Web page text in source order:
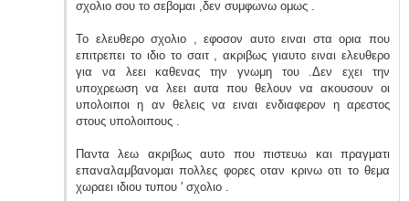
σχολιο σου το σεβομαι ,δεν συμφωνω ομως .
Το ελευθερο σχολιο , εφοσον αυτο ειναι στα ορια που
επιτρεπει το ιδιο το σαιτ , ακριβως γιαυτο ειναι ελευθερο
για να λεει καθενας την γνωμη του .Δεν εχει την
υποχρεωση να λεει αυτα που θελουν να ακουσουν οι
υπολοιποι η αν θελεις να ειναι ενδιαφερον η αρεστος
στους υπολοιπους .
Παντα λεω ακριβως αυτο που πιστευω και πραγματι
επαναλαμβανομαι πολλες φορες οταν κρινω οτι το θεμα
χωραει ιδιου τυπου ' σχολιο .